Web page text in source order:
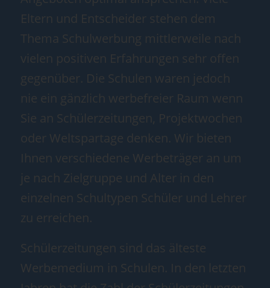
Eltern und Entscheider stehen dem
Thema Schulwerbung mittlerweile nach
vielen positiven Erfahrungen sehr offen
gegenüber. Die Schulen waren jedoch
nie ein gänzlich werbefreier Raum wenn
Sie an Schülerzeitungen, Projektwochen
oder Weltspartage denken. Wir bieten
Ihnen verschiedene Werbeträger an um
je nach Zielgruppe und Alter in den
einzelnen Schultypen Schüler und Lehrer
zu erreichen.
Schülerzeitungen sind das älteste
Werbemedium in Schulen. In den letzten